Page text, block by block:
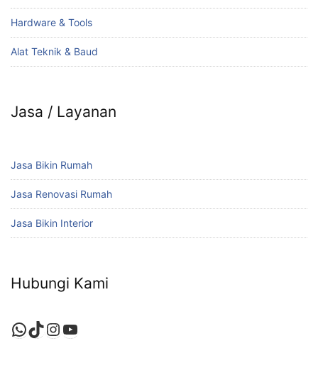
Hardware & Tools
Alat Teknik & Baud
Jasa / Layanan
Jasa Bikin Rumah
Jasa Renovasi Rumah
Jasa Bikin Interior
Hubungi Kami
WhatsApp
TikTok
Instagram
YouTube